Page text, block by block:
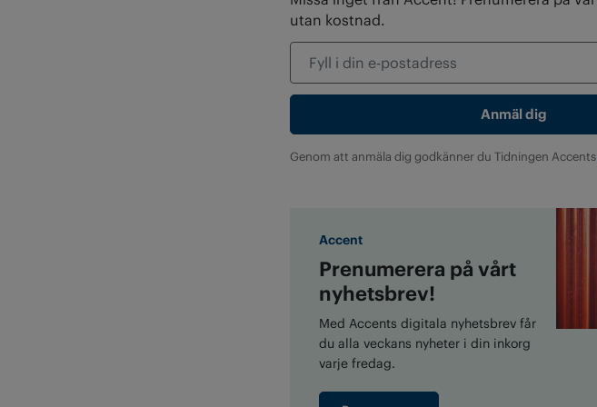
utan kostnad.
Genom att anmäla dig godkänner du Tidningen Accents
Accent
Prenumerera på vårt
nyhetsbrev!
Med Accents digitala nyhetsbrev får
du alla veckans nyheter i din inkorg
varje fredag.